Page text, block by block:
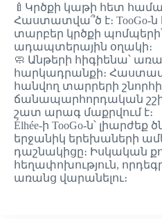
🍼Կրծքի կաթի հետ
Հաստատվա՞ծ է։ TooGo-
տարբեր կրծքի պոմպերի՝
ադապտերային օղակի։
🧼 Անթերի հիգիենա՝
հարկադրանքի։
հանվող տարրերի
ճանապարհորդական
շատ արագ մաքրվում է։
Élhée-ի TooGo-ն՝ լիարժեք
երջանիկ երեխաների
դաշնակիցը։ Իսկական
հեղափոխություն,
առանց վարանելու։